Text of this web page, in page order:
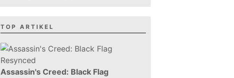
TOP ARTIKEL
Assassin's Creed: Black Flag